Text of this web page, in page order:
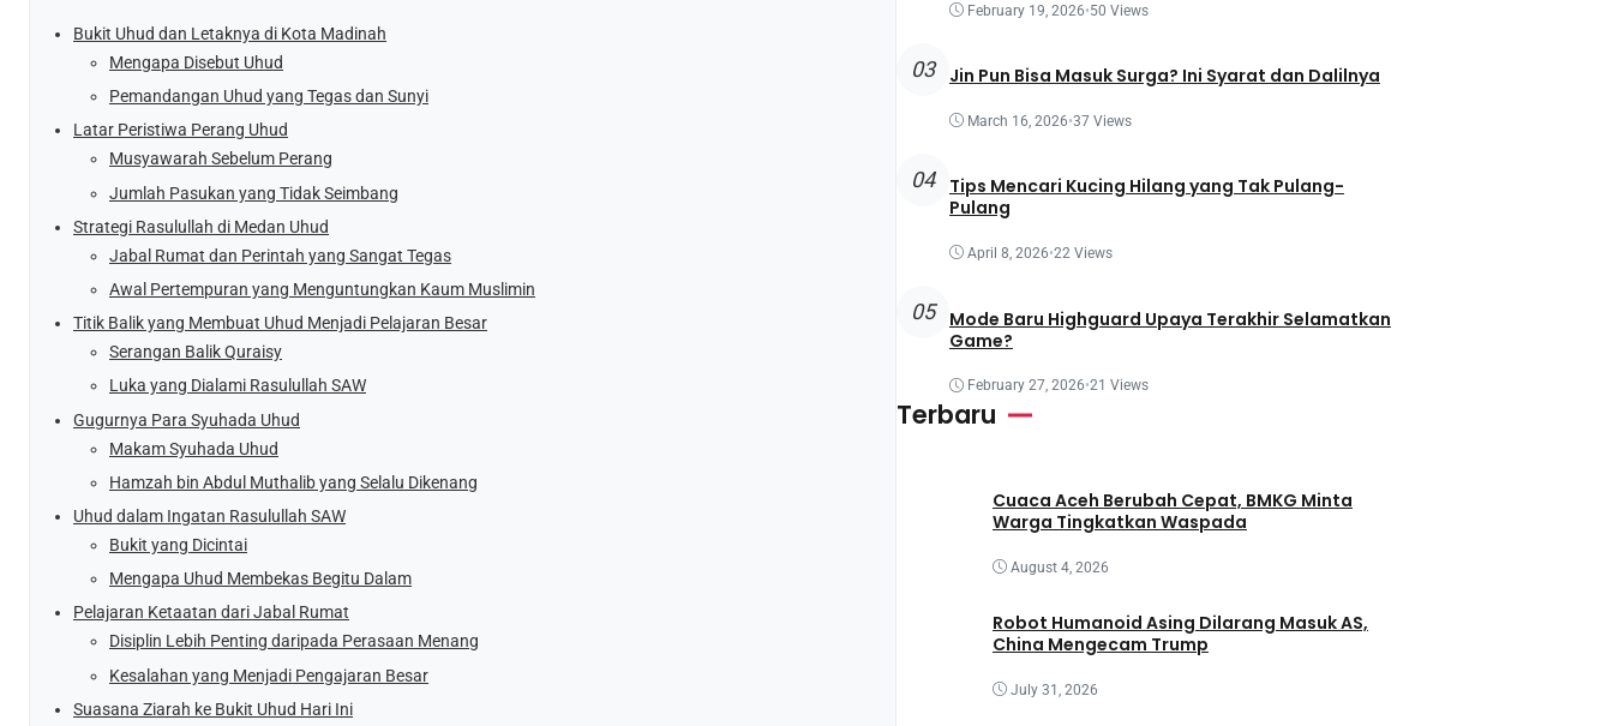
Bukit Uhud dan Letaknya di Kota Madinah
Mengapa Disebut Uhud
Pemandangan Uhud yang Tegas dan Sunyi
Latar Peristiwa Perang Uhud
Musyawarah Sebelum Perang
Jumlah Pasukan yang Tidak Seimbang
Strategi Rasulullah di Medan Uhud
Jabal Rumat dan Perintah yang Sangat Tegas
Awal Pertempuran yang Menguntungkan Kaum Muslimin
Titik Balik yang Membuat Uhud Menjadi Pelajaran Besar
Serangan Balik Quraisy
Luka yang Dialami Rasulullah SAW
Gugurnya Para Syuhada Uhud
Makam Syuhada Uhud
Hamzah bin Abdul Muthalib yang Selalu Dikenang
Uhud dalam Ingatan Rasulullah SAW
Bukit yang Dicintai
Mengapa Uhud Membekas Begitu Dalam
Pelajaran Ketaatan dari Jabal Rumat
Disiplin Lebih Penting daripada Perasaan Menang
Kesalahan yang Menjadi Pengajaran Besar
Suasana Ziarah ke Bukit Uhud Hari Ini
February 19, 2026•50 Views
03 Jin Pun Bisa Masuk Surga? Ini Syarat dan Dalilnya
March 16, 2026•37 Views
04
Tips Mencari Kucing Hilang yang Tak Pulang-
Pulang
April 8, 2026•22 Views
05
Mode Baru Highguard Upaya Terakhir Selamatkan
Game?
February 27, 2026•21 Views
Terbaru
Cuaca Aceh Berubah Cepat, BMKG Minta
Warga Tingkatkan Waspada
August 4, 2026
Robot Humanoid Asing Dilarang Masuk AS,
China Mengecam Trump
July 31, 2026